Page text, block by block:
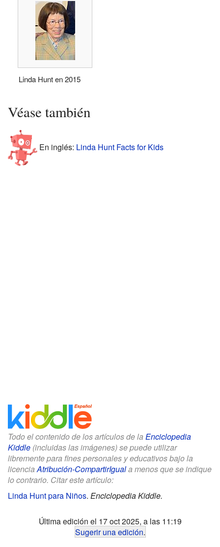
Linda Hunt en 2015
Véase también
En inglés: Linda Hunt Facts for Kids
Todo el contenido de los artículos de la Enciclopedia
Kiddle (incluidas las imágenes) se puede utilizar
libremente para fines personales y educativos bajo la
licenciaAtribución-CompartirIguala menos que se indique
lo contrario. Citar este artículo:
Linda Hunt para Niños. Enciclopedia Kiddle.
Última edición el 17 oct 2025, a las 11:19
Sugerir una edición.